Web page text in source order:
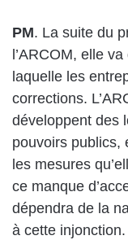
PM. La suite du
l’ARCOM, elle
laquelle les
corrections.
développent des
pouvoirs publics,
les mesures
ce manque
dépendra de la
à cette injonction.